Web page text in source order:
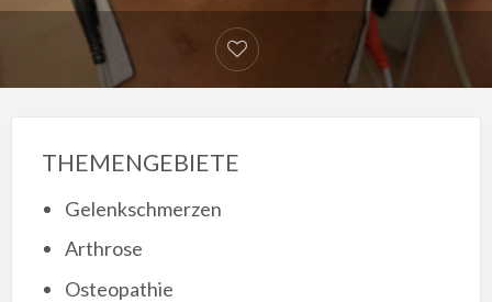
THEMENGEBIETE
Gelenkschmerzen
Arthrose
Osteopathie